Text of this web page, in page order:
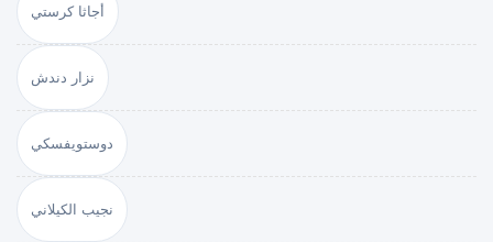
أجاثا كرستي
نزار دندش
دوستويفسكي
نجيب الكيلاني